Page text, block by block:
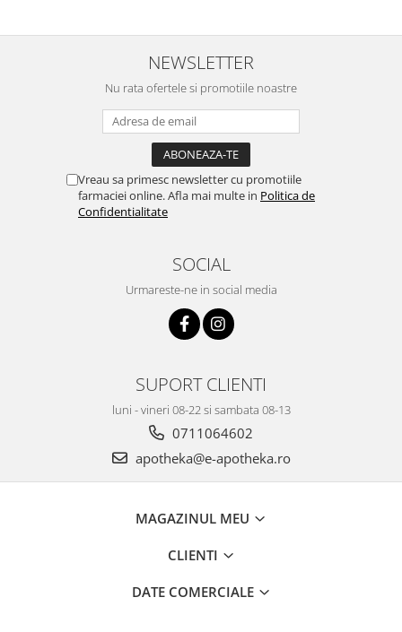
NEWSLETTER
Nu rata ofertele si promotiile noastre
Vreau sa primesc newsletter cu promotiile
farmaciei online. Afla mai multe in Politica de
Confidentialitate
SOCIAL
Urmareste-ne in social media
SUPORT CLIENTI
luni - vineri 08-22 si sambata 08-13
0711064602
apotheka@e-apotheka.ro
MAGAZINUL MEU
CLIENTI
DATE COMERCIALE